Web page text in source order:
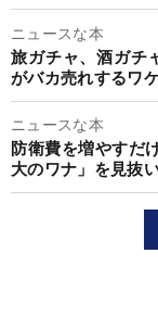
ニュースな本
旅ガチャ、酒ガチ
がバカ売れするワ
ニュースな本
防衛費を増やすだ
大のワナ」を見抜